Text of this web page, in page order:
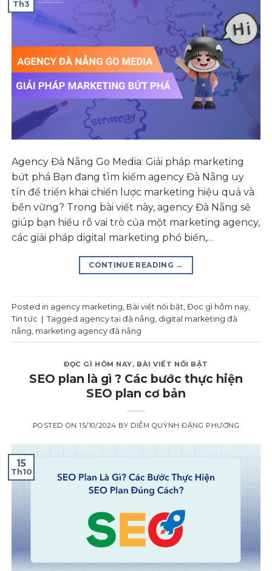
Th3
Agency Đà Nẵng Go Media: Giải pháp marketing
bứt phá Bạn đang tìm kiếm agency Đà Nẵng uy
tín để triển khai chiến lược marketing hiệu quả và
bền vững? Trong bài viết này, agency Đà Nẵng sẽ
giúp bạn hiểu rõ vai trò của một marketing agency,
các giải pháp digital marketing phổ biến,…
CONTINUE READING →
Posted in agency marketing Bài viết nổi bật ,Đọc gì hôm nay
Tin tức | Tagged agency tại đà nẵng digital marketing đà
nẵng marketing agency đà nẵng
ĐỌC GÌ HÔM NAY, BÀI VIẾT NỔI BẬT
SEO plan là gì ? Các bước thực hiện
SEO plan cơ bản
POSTED ON15/10/2024 BY DIỄM QUỲNH ĐẶNG PHƯƠNG
15
Th10